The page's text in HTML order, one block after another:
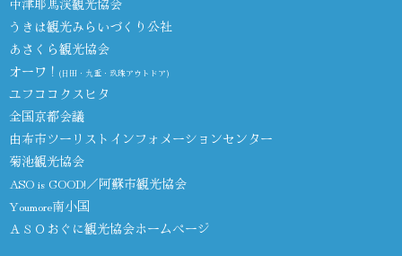
うきは観光みらいづくり公社
あさくら観光協会
オーワ！ (日田・九重・玖珠アウトドア)
ユフココクスヒタ
全国京都会議
由布市ツーリストインフォメーションセンター
菊池観光協会
ASO is GOOD!／阿蘇市観光協会
Youmore南小国
ＡＳＯおぐに観光協会ホームページ